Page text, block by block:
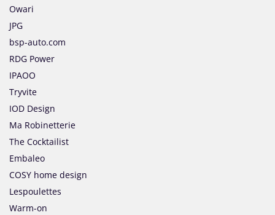
Owari
JPG
bsp-auto.com
RDG Power
IPAOO
Tryvite
IOD Design
Ma Robinetterie
The Cocktailist
Embaleo
COSY home design
Lespoulettes
Warm-on